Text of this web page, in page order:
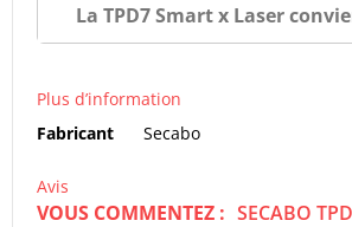
La TPD7 Smart x Laser
Plus d’information
Plus
Fabricant Secabo
Avis
VOUS COMMENTEZ : SECABO